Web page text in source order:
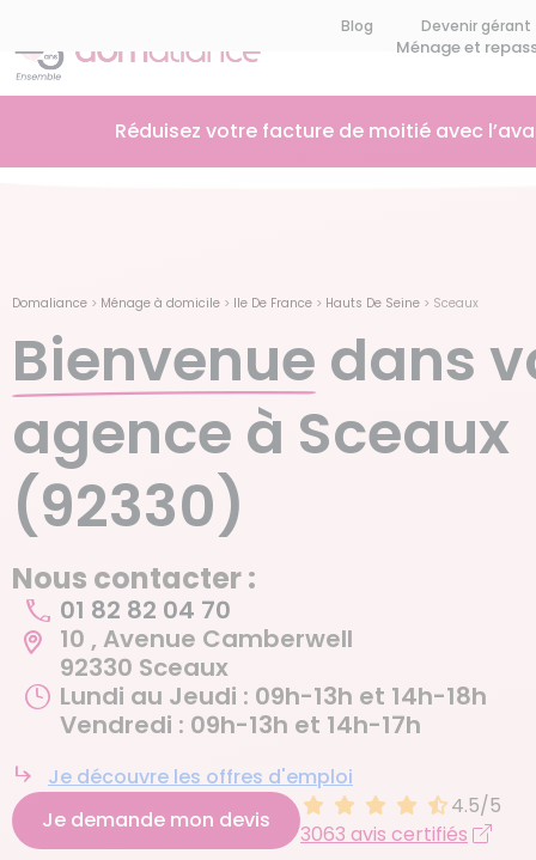
Blog Devenir gérant
Ménage et
Réduisez votre facture de moitié avec
Domaliance > Ménage à domicile > Ile De France > Hauts De Seine > Sceaux
Bienvenue dans
agence à Sceaux
(92330)
Nous contacter :
01 82 82 04 70
10 , Avenue Camberwell
92330 Sceaux
Lundi au Jeudi : 09h-13h et 14h-18h
Vendredi : 09h-13h et 14h-17h
Je découvre les offres d'emploi
Je demande mon devis
4.5/5
3063 avis certifiés